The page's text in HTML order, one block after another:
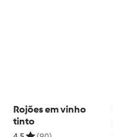
Rojões em vinho
tinto